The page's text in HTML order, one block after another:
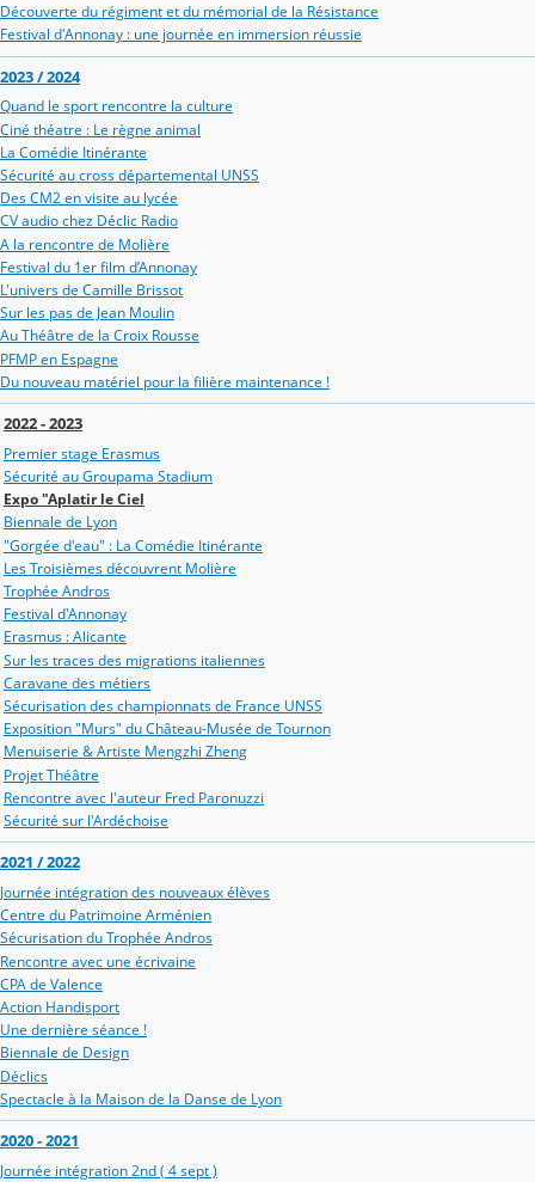
Découverte du régiment et du mémorial de la Résistance
Festival d'Annonay : une journée en immersion réussie
2023 / 2024
Quand le sport rencontre la culture
Ciné théatre : Le règne animal
La Comédie Itinérante
Sécurité au cross départemental UNSS
Des CM2 en visite au lycée
CV audio chez Déclic Radio
A la rencontre de Molière
Festival du 1er film d’Annonay
L'univers de Camille Brissot
Sur les pas de Jean Moulin
Au Théâtre de la Croix Rousse
PFMP en Espagne
Du nouveau matériel pour la filière maintenance !
2022 - 2023
Premier stage Erasmus
Sécurité au Groupama Stadium
Expo "Aplatir le Ciel
Biennale de Lyon
"Gorgée d'eau" : La Comédie Itinérante
Les Troisièmes découvrent Molière
Trophée Andros
Festival d'Annonay
Erasmus : Alicante
Sur les traces des migrations italiennes
Caravane des métiers
Sécurisation des championnats de France UNSS
Exposition "Murs" du Château-Musée de Tournon
Menuiserie & Artiste Mengzhi Zheng
Projet Théâtre
Rencontre avec l'auteur Fred Paronuzzi
Sécurité sur l'Ardéchoise
2021 / 2022
Journée intégration des nouveaux élèves
Centre du Patrimoine Arménien
Sécurisation du Trophée Andros
Rencontre avec une écrivaine
CPA de Valence
Action Handisport
Une dernière séance !
Biennale de Design
Déclics
Spectacle à la Maison de la Danse de Lyon
2020 - 2021
Journée intégration 2nd ( 4 sept )